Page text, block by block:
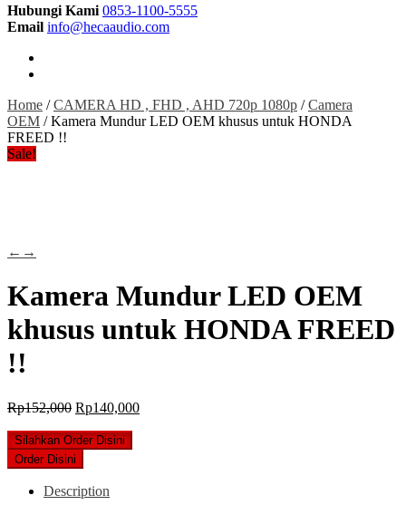
Hubungi Kami 0853-1100-5555
Email info@hecaaudio.com
Home /CAMERA HD , FHD , AHD 720p 1080p /Camera
OEM / Kamera Mundur LED OEM khusus untuk HONDA
FREED !!
Sale!
← →
Kamera Mundur LED OEM
khusus untuk HONDA FREED
!!
Rp152,000 Original
was:
Rp152,000.
Rp140,000Current
Silahkan Order Disini
Order Disini
Description